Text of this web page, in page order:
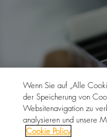
Wenn Sie auf „Alle
der Speicherung von
Websitenavigation zu
analysieren und unsere
Cookie Policy